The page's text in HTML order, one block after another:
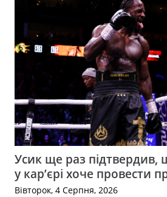
Усик ще раз підтвердив,
у кар’єрі хоче провести
Вівторок, 4 Серпня, 2026